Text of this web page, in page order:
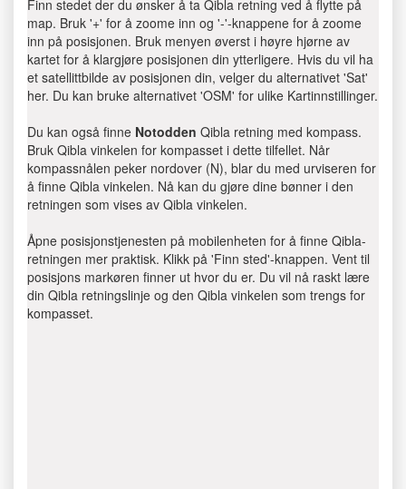
Finn stedet der du ønsker å ta Qibla retning ved å flytte på
map. Bruk '+' for å zoome inn og '-'-knappene for å zoome
inn på posisjonen. Bruk menyen øverst i høyre hjørne av
kartet for å klargjøre posisjonen din ytterligere. Hvis du vil ha
et satellittbilde av posisjonen din, velger du alternativet 'Sat'
her. Du kan bruke alternativet 'OSM' for ulike Kartinnstillinger.
Du kan også finne Notodden Qibla retning med kompass.
Bruk Qibla vinkelen for kompasset i dette tilfellet. Når
kompassnålen peker nordover (N), blar du med urviseren for
å finne Qibla vinkelen. Nå kan du gjøre dine bønner i den
retningen som vises av Qibla vinkelen.
Åpne posisjonstjenesten på mobilenheten for å finne Qibla-
retningen mer praktisk. Klikk på 'Finn sted'-knappen. Vent til
posisjons markøren finner ut hvor du er. Du vil nå raskt lære
din Qibla retningslinje og den Qibla vinkelen som trengs for
kompasset.